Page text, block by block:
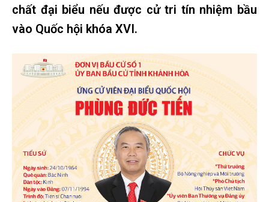
chất đại biểu nếu được cử tri tín nhiệm bầu
vào Quốc hội khóa XVI.